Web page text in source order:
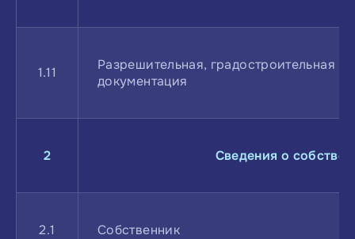
1.11
Разрешительная, градостроительная
документация
2 Сведения о
2.1 Собственник